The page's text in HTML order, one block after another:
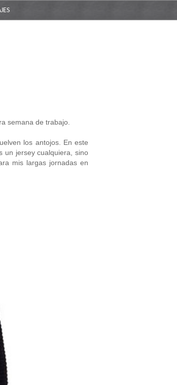
semana de trabajo.
los antojos. En este
un jersey cualquiera, sino
mis largas jornadas en